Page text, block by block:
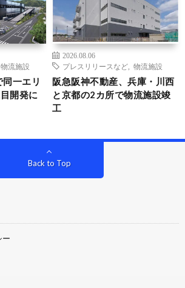
物流施設
同一エリ
開発に
2026.08.06
プレスリリースなど
物流施設
阪急阪神不動産、兵庫・川西
と京都の2カ所で物流施設竣
工
Back to Top
ー